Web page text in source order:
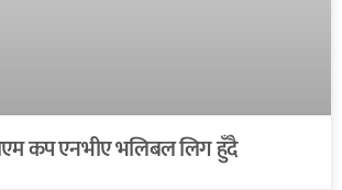
कप एनभीए भलिबल लिग हुँदै